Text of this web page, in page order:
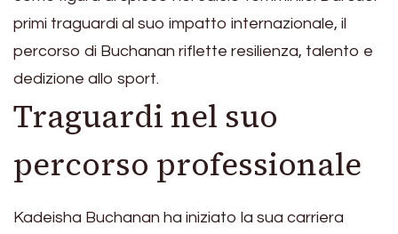
primi traguardi al suo impatto internazionale, il
percorso di Buchanan riflette resilienza, talento e
dedizione allo sport.
Traguardi nel suo
percorso professionale
Kadeisha Buchanan ha iniziato la sua carriera